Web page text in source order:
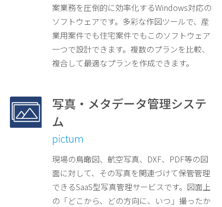
案業務を圧倒的に効率化するWindows対応の
ソフトウェアです。多彩な作図ツールで、産
業用案件でも住宅案件でもこのソフトウェア
一つで設計できます。複数のプランを比較、
複合して最適なプランを作成できます。
写真・メタデータ管理システ
ム
pictum
現場の鳥瞰図、航空写真、DXF、PDF等の図
面に対して、その写真を関連づけて保管管理
できるSaaS型写真管理サービスです。図面上
の「どこから、どの方向に、いつ」撮ったか